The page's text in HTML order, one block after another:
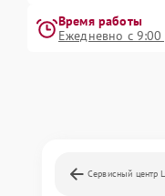
Время работы
Ежедневно с
Сервисный центр